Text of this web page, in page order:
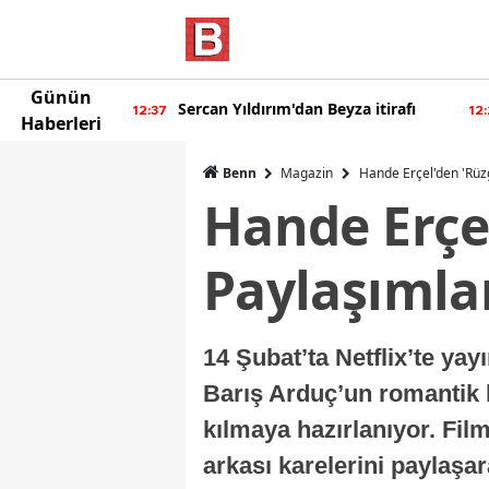
Günün
Haberleri
yeni 12:37 Sercan Yıldırım'dan Beyza itirafı
Benn Magazin Hande Erçel'den
Hande
14 Şubat’ta Netflix’te
Barış Arduç’un romantik
kılmaya hazırlanıyor.
arkası karelerini